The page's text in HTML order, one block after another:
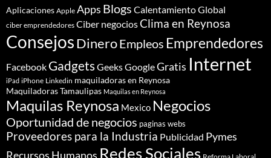
Aplicaciones Apple Apps Blogs Calentamiento Global
ciber emprendedores Ciber negociosClima en Reynosa
ConsejosDineroEmpleos Emprendedores
Facebook GadgetsGeeksGoogleGratis Internet
iPad iPhone Linkedin maquiladoras en Reynosa
Maquiladoras Tamaulipas Maquilas en Reynosa
Maquilas Reynosa Mexico Negocios
Oportunidad de negocios paginas webs
Proveedores para la Industria Publicidad Pymes
Recursos Humanos Redes Sociales Reforma Laboral